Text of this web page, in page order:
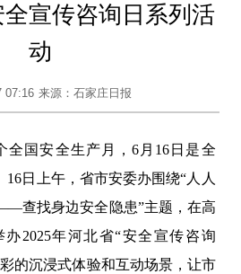
宣传咨询日系列活
动
07:16 来源：石家庄日报
全国安全生产月，6月16日是全
16日上午，省市安委办围绕“人人
查找身边安全隐患”主题，在高
2025年河北省“安全宣传咨询
的沉浸式体验和互动场景，让市